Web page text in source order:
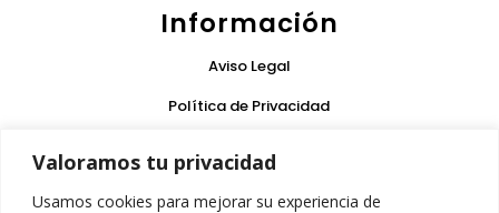
Valoramos tu privacidad
Usamos cookies para mejorar su experiencia de
Información
Aviso Legal
Política de Privacidad